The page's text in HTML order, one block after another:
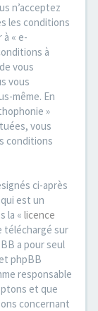
n’acceptez
les conditions
« e-
à
vous
vous
même. En
»
vous
conditions
ci-après
est un
la « licence
téléchargé sur
a pour seul
phpBB
responsable
et que
concernant